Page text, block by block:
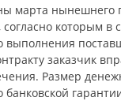
марта нынешнего
которым в
выполнения
заказчик
Размер